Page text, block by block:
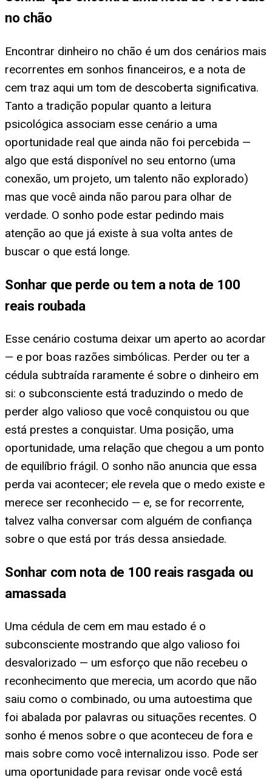
no chão
Encontrar dinheiro no chão é um dos cenários mais
recorrentes em sonhos financeiros, e a nota de
cem traz aqui um tom de descoberta significativa.
Tanto a tradição popular quanto a leitura
psicológica associam esse cenário a uma
oportunidade real que ainda não foi percebida —
algo que está disponível no seu entorno (uma
conexão, um projeto, um talento não explorado)
mas que você ainda não parou para olhar de
verdade. O sonho pode estar pedindo mais
atenção ao que já existe à sua volta antes de
buscar o que está longe.
Sonhar que perde ou tem a nota de 100
reais roubada
Esse cenário costuma deixar um aperto ao acordar
— e por boas razões simbólicas. Perder ou ter a
cédula subtraída raramente é sobre o dinheiro em
si: o subconsciente está traduzindo o medo de
perder algo valioso que você conquistou ou que
está prestes a conquistar. Uma posição, uma
oportunidade, uma relação que chegou a um ponto
de equilíbrio frágil. O sonho não anuncia que essa
perda vai acontecer; ele revela que o medo existe e
merece ser reconhecido — e, se for recorrente,
talvez valha conversar com alguém de confiança
sobre o que está por trás dessa ansiedade.
Sonhar com nota de 100 reais rasgada ou
amassada
Uma cédula de cem em mau estado é o
subconsciente mostrando que algo valioso foi
desvalorizado — um esforço que não recebeu o
reconhecimento que merecia, um acordo que não
saiu como o combinado, ou uma autoestima que
foi abalada por palavras ou situações recentes. O
sonho é menos sobre o que aconteceu de fora e
mais sobre como você internalizou isso. Pode ser
uma oportunidade para revisar onde você está